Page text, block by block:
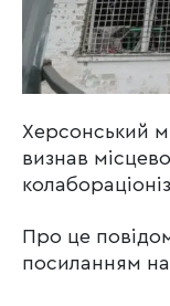
Херсонський
визнав
Про це
посиланням на